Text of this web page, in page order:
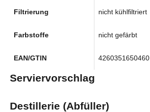
Filtrierung nicht kühlfiltriert
Farbstoffe nicht gefärbt
EAN/GTIN 4260351650460
Serviervorschlag
Destillerie (Abfüller)